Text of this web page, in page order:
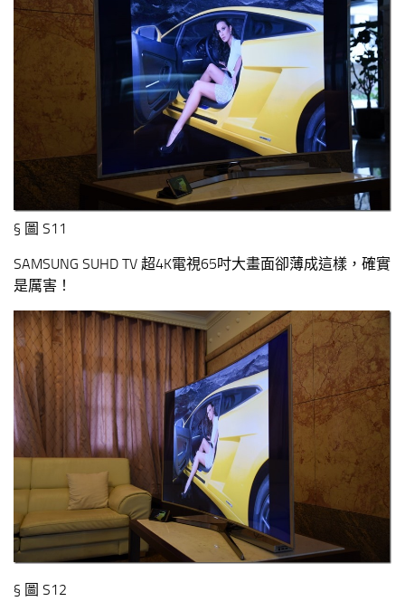
§ 圖 S11
SAMSUNG SUHD TV 超4K電視65吋大畫面卻薄成這樣，確實
是厲害！
§ 圖 S12